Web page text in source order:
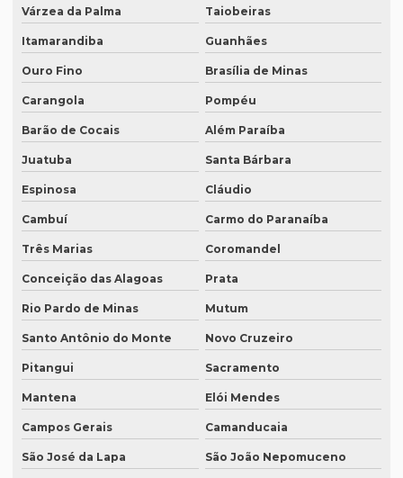
Empresas especializadas em tradução
Empresas que fazem tradução
Empresas que fazem tradução juramentada
Empresas que fazem tradução técnica
Empresas que prestam serviço de tradução
Empresas de tradução de artigos científicos em inglês
Empresas de tradução em curitiba
Empresas de transcrição
Empresas de transcrição de áudio para -texto
Equipamento para tradução simultanea
Equipamento de tradução simultânea portátil
Equipamento tradução simultanea preço
Equipamentos para interpretação simultânea
Várzea da Palma Taiobeiras
Itamarandiba Guanhães
Ouro Fino Brasília de Minas
Carangola Pompéu
Barão de Cocais Além Paraíba
Juatuba Santa Bárbara
Espinosa Cláudio
Cambuí Carmo do Paranaíba
Três Marias Coromandel
Conceição das Alagoas Prata
Rio Pardo de Minas Mutum
Santo Antônio do Monte Novo Cruzeiro
Pitangui Sacramento
Mantena Elói Mendes
Campos Gerais Camanducaia
São José da Lapa São João Nepomuceno